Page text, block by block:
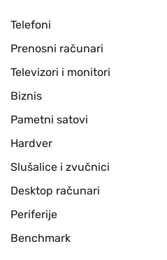
Telefoni
Prenosni računari
Televizori i monitori
Biznis
Pametni satovi
Hardver
Slušalice i zvučnici
Desktop računari
Periferije
Benchmark